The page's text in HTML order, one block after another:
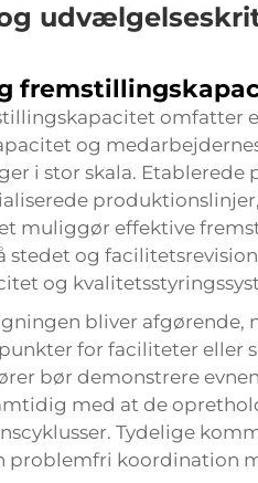
omfatter
og
i stor skala. Etablerede
muliggør effektive
stedet og
og
bliver afgørende,
for faciliteter eller
bør demonstrere
med at de
Tydelige
problemfri koordination